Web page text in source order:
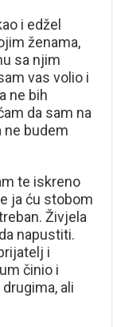
i edžel
ženama,
sa njim
vas volio i
ne bih
da sam na
ne budem
te iskreno
ja ću stobom
Živjela
napustiti.
i
činio i
ali